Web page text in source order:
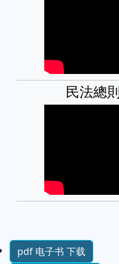
民法總
pdf 电子书 下载